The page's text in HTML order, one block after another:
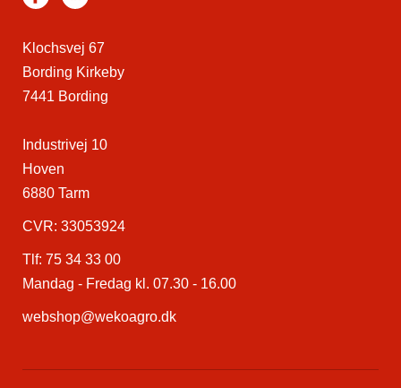
Klochsvej 67
Bording Kirkeby
7441 Bording
Industrivej 10
Hoven
6880 Tarm
CVR: 33053924
Tlf: 75 34 33 00
Mandag - Fredag kl. 07.30 - 16.00
webshop@wekoagro.dk